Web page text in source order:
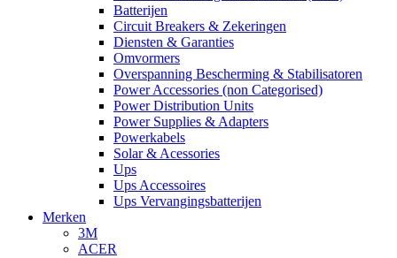
Batterijen
Circuit Breakers & Zekeringen
Diensten & Garanties
Omvormers
Overspanning Bescherming & Stabilisatoren
Power Accessories (non Categorised)
Power Distribution Units
Power Supplies & Adapters
Powerkabels
Solar & Acessories
Ups
Ups Accessoires
Ups Vervangingsbatterijen
Merken
3M
ACER